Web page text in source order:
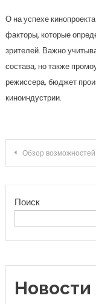
О на успехе
факторы, которые
зрителей. Важно
состава, но также
режиссера, бюджет
киноиндустрии.
Обзор возможностей
Поиск
Новости